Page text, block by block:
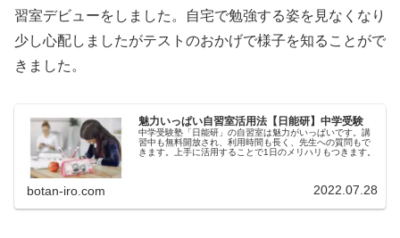
習室デビューをしました。自宅で勉強する姿を見なくなり
少し心配しましたがテストのおかげで様子を知ることがで
きました。
魅力いっぱい自習室活用法【日能研】中学受験
中学受験塾「日能研」の自習室は魅力がいっぱいです。講
習中も無料開放され、利用時間も長く、先生への質問もで
きます。上手に活用することで1日のメリハリもつきます。
botan-iro.com 2022.07.28